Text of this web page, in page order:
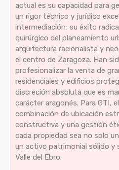
actual es su capacidad para
un rigor técnico y jurídico
intermediación; su éxito
quirúrgico del planeamiento
arquitectura racionalista y
el centro de Zaragoza. Han
profesionalizar la venta de
residenciales y edificios
discreción absoluta que es
carácter aragonés. Para GTI,
combinación de ubicación
constructiva y una gestión
cada propiedad sea no solo
un activo patrimonial sólido y
Valle del Ebro.